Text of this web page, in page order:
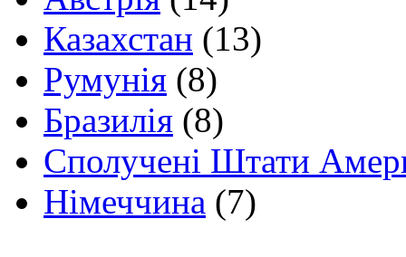
Казахстан (13)
Румунія (8)
Бразилія (8)
Сполучені Штати
Німеччина (7)